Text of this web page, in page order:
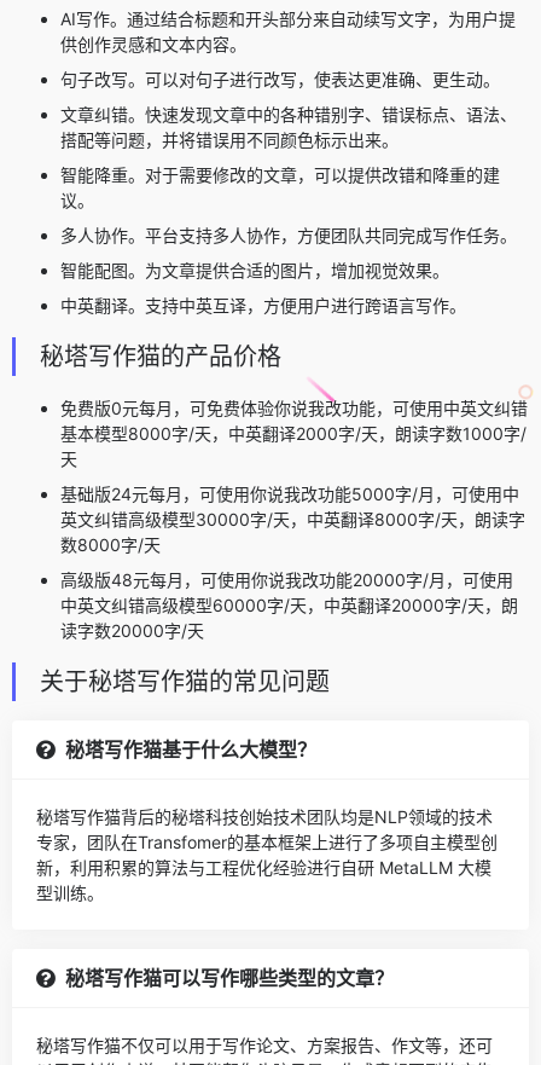
AI写作。通过结合标题和开头部分来自动续写文字，为用户提
供创作灵感和文本内容。
句子改写。可以对句子进行改写，使表达更准确、更生动。
文章纠错。快速发现文章中的各种错别字、错误标点、语法、
搭配等问题，并将错误用不同颜色标示出来。
智能降重。对于需要修改的文章，可以提供改错和降重的建
议。
多人协作。平台支持多人协作，方便团队共同完成写作任务。
智能配图。为文章提供合适的图片，增加视觉效果。
中英翻译。支持中英互译，方便用户进行跨语言写作。
秘塔写作猫的产品价格
免费版0元每月，可免费体验你说我改功能，可使用中英文纠错
基本模型8000字/天，中英翻译2000字/天，朗读字数1000字/
天
基础版24元每月，可使用你说我改功能5000字/月，可使用中
英文纠错高级模型30000字/天，中英翻译8000字/天，朗读字
数8000字/天
高级版48元每月，可使用你说我改功能20000字/月，可使用
中英文纠错高级模型60000字/天，中英翻译20000字/天，朗
读字数20000字/天
关于秘塔写作猫的常见问题
秘塔写作猫基于什么大模型？
秘塔写作猫背后的秘塔科技创始技术团队均是NLP领域的技术
专家，团队在Transfomer的基本框架上进行了多项自主模型创
新，利用积累的算法与工程优化经验进行自研 MetaLLM 大模
型训练。
秘塔写作猫可以写作哪些类型的文章？
秘塔写作猫不仅可以用于写作论文、方案报告、作文等，还可